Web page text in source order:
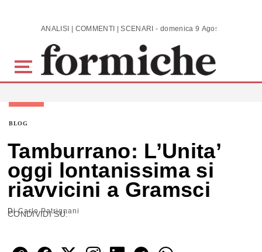
Skip to main content ANALISI | COMMENTI | SCENARI - domenica 9 Agosto 2026
BLOG
Tamburrano: L’Unita’
oggi lontanissima si
riavvicini a Gramsci
DiCarlo Patrignani
CONDIVIDI SU: